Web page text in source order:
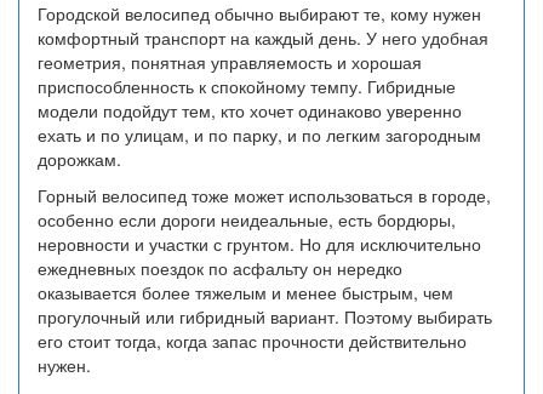
Городской велосипед обычно выбирают те, кому нужен
комфортный транспорт на каждый день. У него удобная
геометрия, понятная управляемость и хорошая
приспособленность к спокойному темпу. Гибридные
модели подойдут тем, кто хочет одинаково уверенно
ехать и по улицам, и по парку, и по легким загородным
дорожкам.
Горный велосипед тоже может использоваться в городе,
особенно если дороги неидеальные, есть бордюры,
неровности и участки с грунтом. Но для исключительно
ежедневных поездок по асфальту он нередко
оказывается более тяжелым и менее быстрым, чем
прогулочный или гибридный вариант. Поэтому выбирать
его стоит тогда, когда запас прочности действительно
нужен.